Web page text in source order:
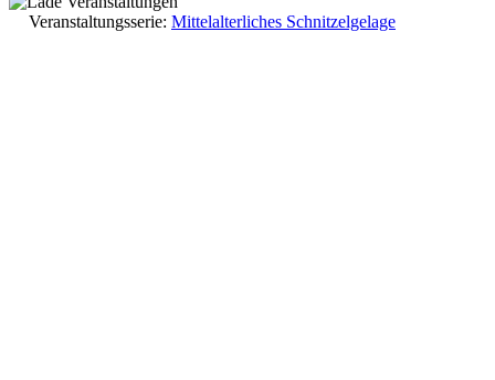
Veranstaltungsserie: Mittelalterliches Schnitzelgelage